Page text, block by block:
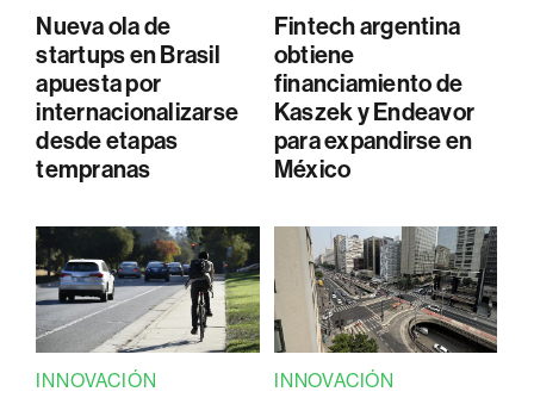
Nueva ola de
startups en Brasil
apuesta por
internacionalizarse
desde etapas
tempranas
Fintech argentina
obtiene
financiamiento de
Kaszek y Endeavor
para expandirse en
México
INNOVACIÓN INNOVACIÓN